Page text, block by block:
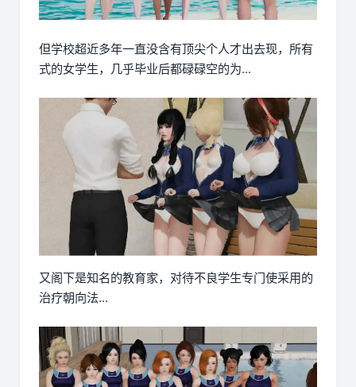
但学校超近多年一直没含有顶尖个人才出去现，所有
式的女学生，几乎毕业后都碌碌空的为...
又阁下是知名的教育家，对待不良学生专门使采用的
治疗朝向法...